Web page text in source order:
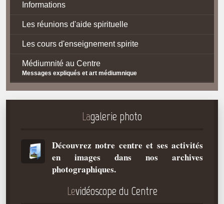
Informations
Les réunions d'aide spirituelle
Les cours d'enseignement spirite
Médiumnité au Centre
Messages expliqués et art médiumnique
Contact / Accès
Plan d'accès
La doctrine Spirite
Qu'est-ce que c'est ?
Les bases du spiritisme
Lagalerie photo
Découvrez notre centre et ses activités
en images dans nos archives
photographiques.
Levidéoscope du Centre